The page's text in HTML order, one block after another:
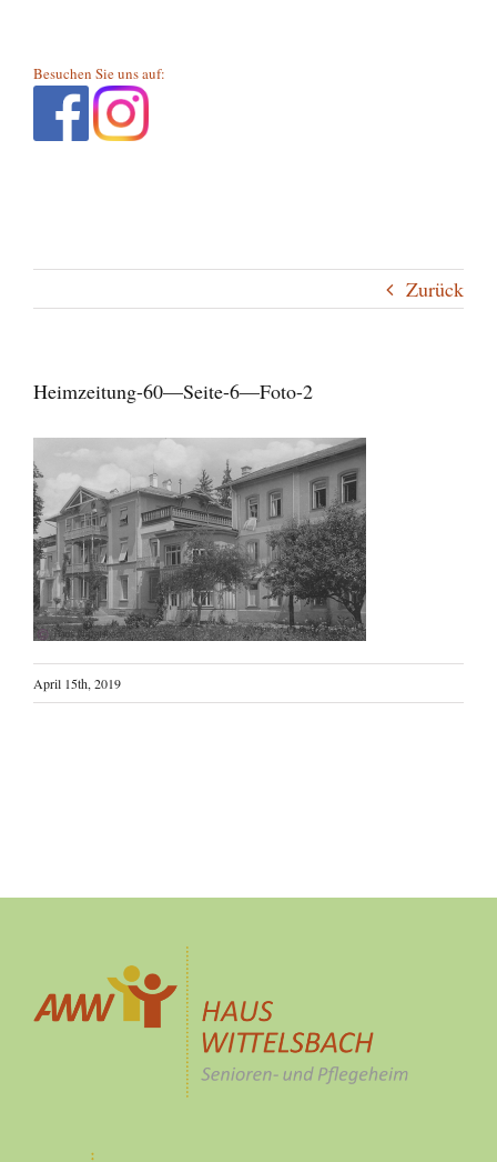
Besuchen Sie uns auf:
Zurück
Heimzeitung-60—Seite-6—Foto-2
April 15th, 2019